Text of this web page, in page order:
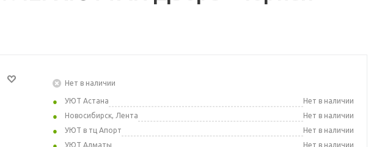
Нет в наличии
УЮТ Астана
Нет в наличии
Новосибирск, Лента
Нет в наличии
УЮТ в тц Апорт
Нет в наличии
УЮТ Алматы
Нет в наличии